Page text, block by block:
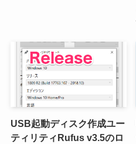
USB起動ディスク作成ユー
ティリティRufus v3.5のロ